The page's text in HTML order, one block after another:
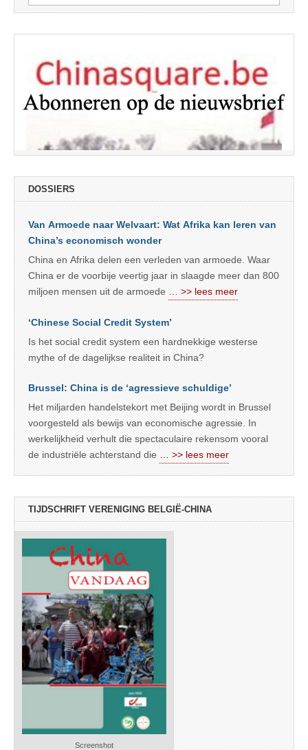
naar:
DOSSIERS
Van Armoede naar Welvaart: Wat Afrika kan leren van
China’s economisch wonder
China en Afrika delen een verleden van armoede. Waar
China er de voorbije veertig jaar in slaagde meer dan 800
miljoen mensen uit de armoede
… >> lees meer
‘Chinese Social Credit System’
Is het social credit system een hardnekkige westerse
mythe of de dagelijkse realiteit in China?
Brussel: China is de ‘agressieve schuldige’
Het miljarden handelstekort met Beijing wordt in Brussel
voorgesteld als bewijs van economische agressie. In
werkelijkheid verhult die spectaculaire rekensom vooral
de industriële achterstand die
… >> lees meer
TIJDSCHRIFT VERENIGING BELGIË-CHINA
Screenshot